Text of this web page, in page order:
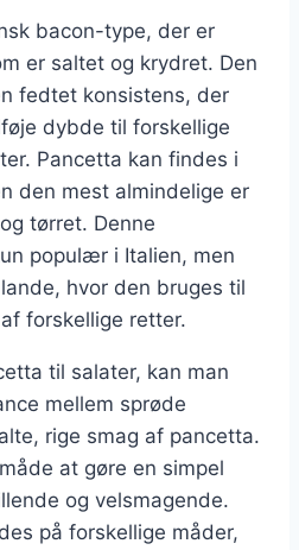
bacon-type, der er
er saltet og krydret. Den
fedtet konsistens, der
dybde til forskellige
Pancetta kan findes i
den mest almindelige er
tørret. Denne
populær i Italien, men
hvor den bruges til
forskellige retter.
til salater, kan man
mellem sprøde
rige smag af pancetta.
at gøre en simpel
og velsmagende.
på forskellige måder,